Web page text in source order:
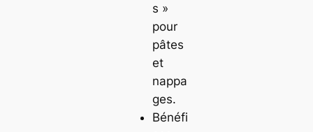
s »
pour
pâtes
et
nappa
ges.
Bénéfi